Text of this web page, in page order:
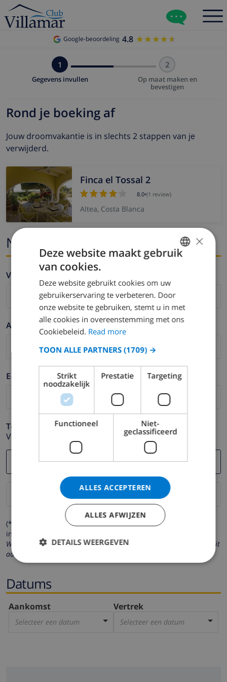
Google-beoordeling 4.8 ★★★★★
★★★★★
1
Gegevens invullen
2
Op maat maken en
bevestigen
Rond je boeking af
Jouw droomvakantie is in slechts 2 stappen van je
verwijderd.
Finca el Tossal 2
8.0•(1 review)
Altea, Costa Blanca
Naam en email
Voornaam *
Achternaam *
E-mail *
Telefoonnummer *
Voor het geval dat uw e-mail adres niet correct werkt.
(* de velden met een sterretje moeten verplicht worden
ingevuld )
Wij respecteren uw privacy. Uw persoonlijke gegevens worden nooit
aan derden verstrekt.
Datums
Aankomst
Selecteer een datum
Vertrek
Selecteer een datum
DUTCH
SPANISH
CATALAN
ITALIAN
NORWEGIAN
×
Deze website maakt gebruik
van cookies.
Deze website gebruikt cookies om uw
gebruikerservaring te verbeteren. Door
onze website te gebruiken, stemt u in met
alle cookies in overeenstemming met ons
Cookiebeleid. Read more
TOON ALLE PARTNERS (1709) →
Strikt
noodzakelijk
Prestatie Targeting
Functioneel
Niet-
geclassificeerd
ALLES ACCEPTEREN
ALLES AFWIJZEN
DETAILS WEERGEVEN